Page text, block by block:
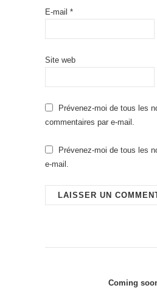
E-mail *
Site web
Prévenez-moi de tous les
commentaires par e-mail.
Prévenez-moi de tous les
e-mail.
Coming